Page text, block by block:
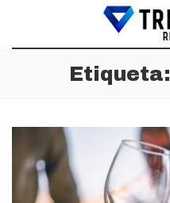
Etiqueta: